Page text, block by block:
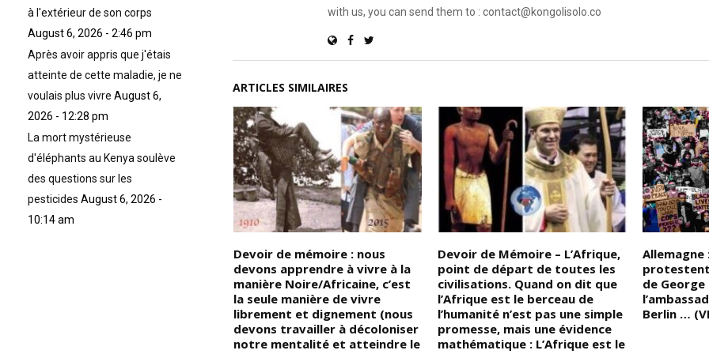
with us, you can send them to : contact@kongolisolo.co
ARTICLES SIMILAIRES
Devoir de mémoire : nous
devons apprendre à vivre à la
manière Noire/Africaine, c’est
la seule manière de vivre
librement et dignement (nous
devons travailler à décoloniser
notre mentalité et atteindre le
Devoir de Mémoire – L’Afrique,
point de départ de toutes les
civilisations. Quand on dit que
l’Afrique est le berceau de
l’humanité n’est pas une simple
promesse, mais une évidence
mathématique : L’Afrique est le
de
Berlin …
à l'extérieur de son corps
August 6, 2026 - 2:46 pm
Après avoir appris que j'étais
atteinte de cette maladie, je ne
voulais plus vivre August 6,
2026 - 12:28 pm
La mort mystérieuse
d'éléphants au Kenya soulève
des questions sur les
pesticides August 6, 2026 -
10:14 am